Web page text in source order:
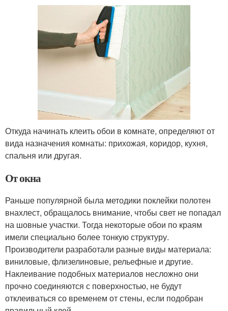
Откуда начинать клеить обои в комнате, определяют от
вида назначения комнаты: прихожая, коридор, кухня,
спальня или другая.
От окна
Раньше популярной была методики поклейки полотен
внахлест, обращалось внимание, чтобы свет не попадал
на шовные участки. Тогда некоторые обои по краям
имели специально более тонкую структуру.
Производители разработали разные виды материала:
виниловые, флизелиновые, рельефные и другие.
Наклеивание подобных материалов несложно они
прочно соединяются с поверхностью, не будут
отклеиваться со временем от стены, если подобран